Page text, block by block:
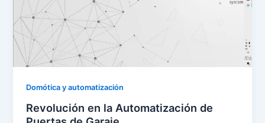
Domótica y automatización
Revolución en la Automatización de